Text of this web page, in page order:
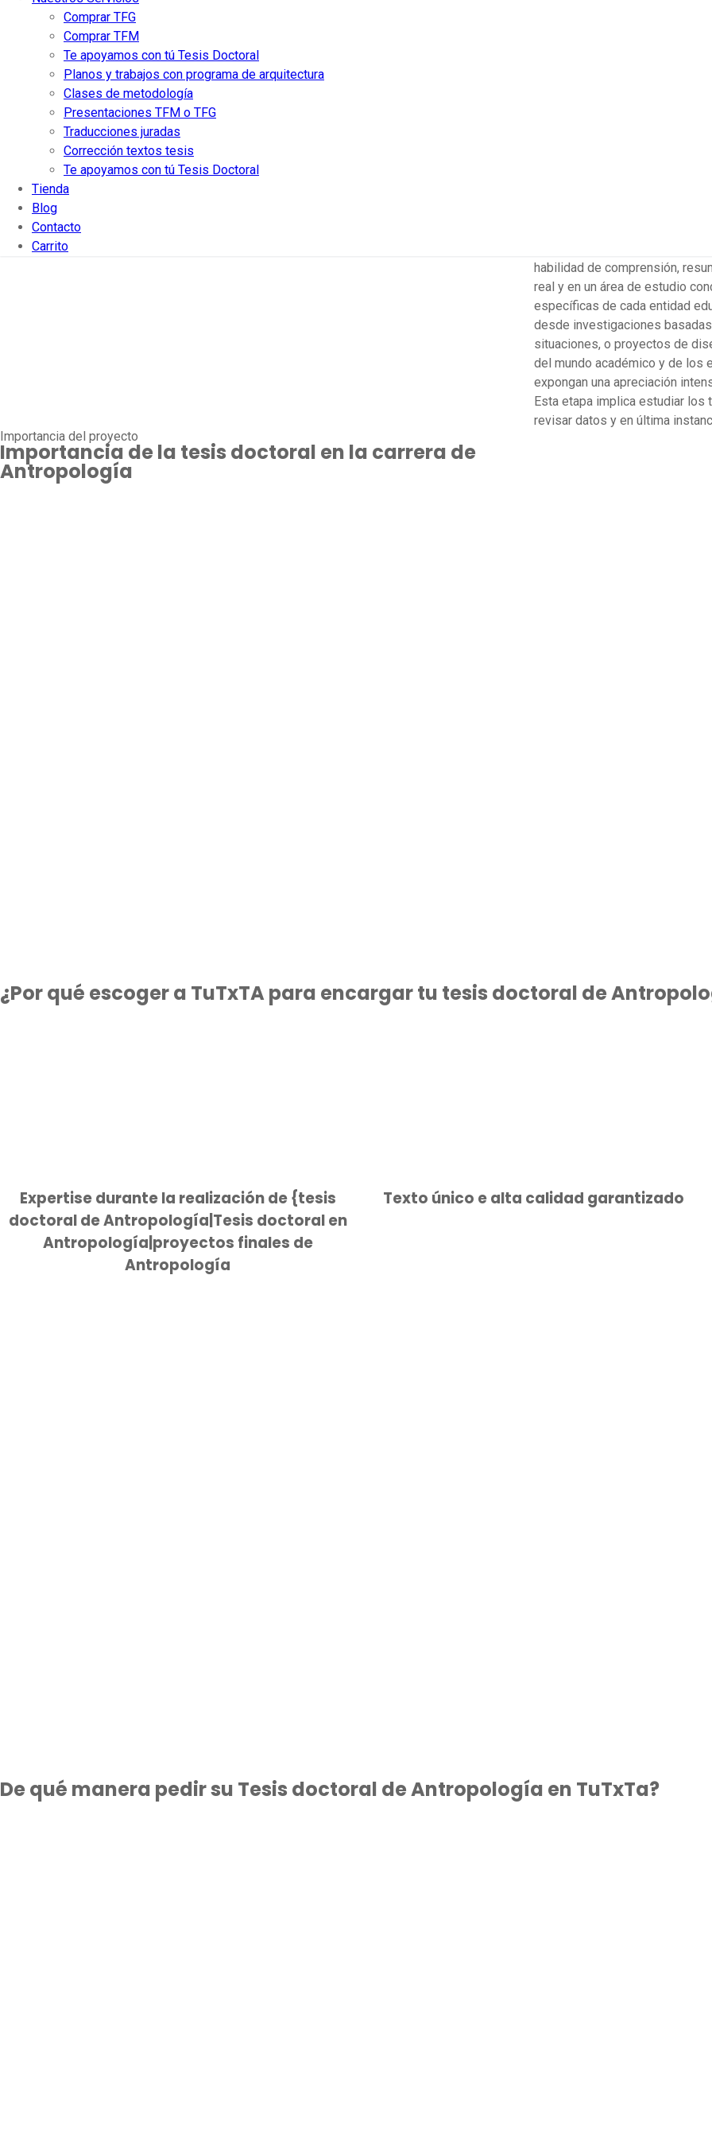
Comprar TFG
Comprar TFM
Te apoyamos con tú Tesis Doctoral
Planos y trabajos con programa de arquitectura
Clases de metodología
Presentaciones TFM o TFG
Traducciones juradas
Corrección textos tesis
Te apoyamos con tú Tesis Doctoral
Tienda
Blog
Contacto
Carrito
¿Qué es?
¿Qué es una tesis doctoral para obtener el título de
doctor en Antropología?
habilidad de comprensión,
real y en un área de estudio
específicas de cada entidad
desde investigaciones
situaciones, o proyectos de
del mundo académico y de los
expongan una apreciación
Esta etapa implica estudiar los
revisar datos y en última
Importancia del proyecto
Importancia de la tesis doctoral en la carrera de
Antropología
¿Por qué escoger a TuTxTA para encargar tu tesis doctoral de
Expertise durante la realización de {tesis
doctoral de Antropología|Tesis doctoral en
Antropología|proyectos finales de
Antropología
Texto único e alta calidad garantizado​
De qué manera pedir su Tesis doctoral de Antropología en TuTxTa?